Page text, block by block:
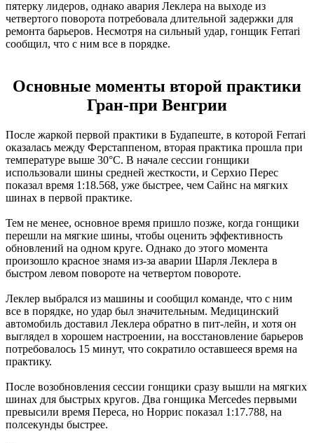
пятерку лидеров, однако авария Леклера на выходе из
четвертого поворота потребовала длительной задержки для
ремонта барьеров. Несмотря на сильный удар, гонщик Ferrari
сообщил, что с ним все в порядке.
Основные моменты второй практики
Гран-при Венгрии
После жаркой первой практики в Будапеште, в которой Ferrari
оказалась между Ферстаппеном, вторая практика прошла при
температуре выше 30°C. В начале сессии гонщики
использовали шины средней жесткости, и Серхио Перес
показал время 1:18.568, уже быстрее, чем Сайнс на мягких
шинах в первой практике.
Тем не менее, основное время пришло позже, когда гонщики
перешли на мягкие шины, чтобы оценить эффективность
обновлений на одном круге. Однако до этого момента
произошло красное знамя из-за аварии Шарля Леклера в
быстром левом повороте на четвертом повороте.
Леклер выбрался из машины и сообщил команде, что с ним
все в порядке, но удар был значительным. Медицинский
автомобиль доставил Леклера обратно в пит-лейн, и хотя он
выглядел в хорошем настроении, на восстановление барьеров
потребовалось 15 минут, что сократило оставшееся время на
практику.
После возобновления сессии гонщики сразу вышли на мягких
шинах для быстрых кругов. Два гонщика Mercedes первыми
превысили время Переса, но Норрис показал 1:17.788, на
полсекунды быстрее.